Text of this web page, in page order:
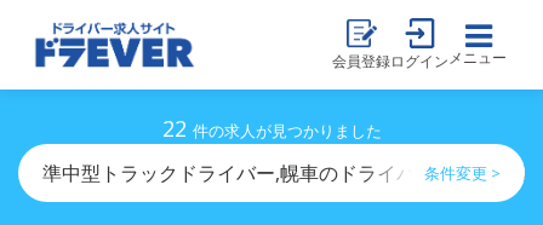
会員登録ログイン メニュー
22 件の求人が見つかりました
準中型トラックドライバー,幌車のドライバー求人・運転
条件変更 >